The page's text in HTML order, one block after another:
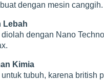
dengan mesin canggih.
Lebah
dengan Nano
Kimia
tubuh, karena british